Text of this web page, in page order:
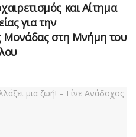
και Αίτημα
για την
Μονάδας στη Μνήμη του